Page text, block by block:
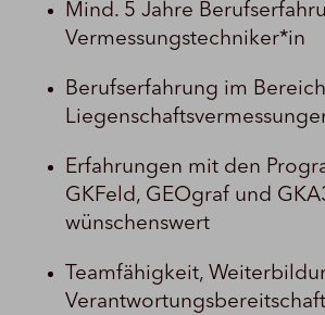
Mind. 5 Jahre
Vermessungstechniker*in
Berufserfahrung im
Erfahrungen mit den
GKFeld, GEOgraf und
wünschenswert
Teamfähigkeit,
Verantwortungsbereitschaft